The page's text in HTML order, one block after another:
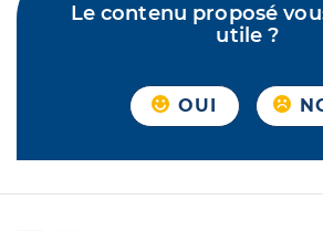
Le contenu proposé
utile ?
OUI